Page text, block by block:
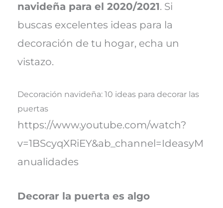
navideña para el 2020/2021. Si
buscas excelentes ideas para la
decoración de tu hogar, echa un
vistazo.
Decoración navideña: 10 ideas para decorar las
puertas
https://www.youtube.com/watch?
v=1BScyqXRiEY&ab_channel=IdeasyM
anualidades
Decorar la puerta es algo